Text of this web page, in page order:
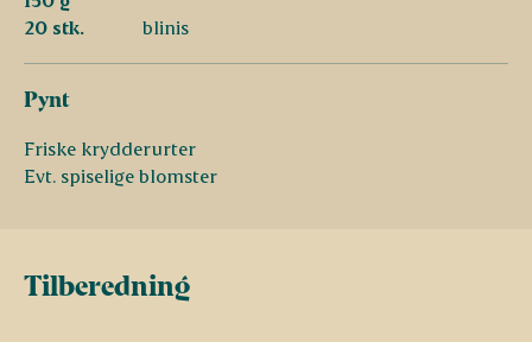
20 stk.
blinis
Pynt
Friske krydderurter
Evt. spiselige blomster
Tilberedning